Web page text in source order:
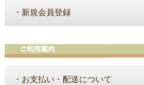
・ 新規会員登録
・ お支払い・配送について